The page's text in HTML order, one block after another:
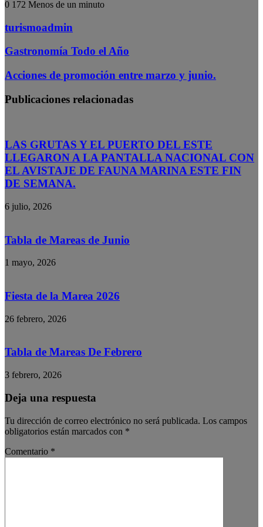
0 172 Menos de un minuto
turismoadmin
Gastronomía Todo el Año
Acciones de promoción entre marzo y junio.
Publicaciones relacionadas
LAS GRUTAS Y EL PUERTO DEL ESTE
LLEGARON A LA PANTALLA NACIONAL CON
EL AVISTAJE DE FAUNA MARINA ESTE FIN
DE SEMANA.
6 julio, 2026
Tabla de Mareas de Junio
1 mayo, 2026
Fiesta de la Marea 2026
26 febrero, 2026
Tabla de Mareas De Febrero
3 febrero, 2026
Deja una respuesta
Tu dirección de correo electrónico no será publicada. Los campos
obligatorios están marcados con *
Comentario *